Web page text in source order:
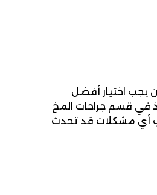
يجب اختيار أفضل
في قسم جراحات المخ
أي مشكلات قد تحدث